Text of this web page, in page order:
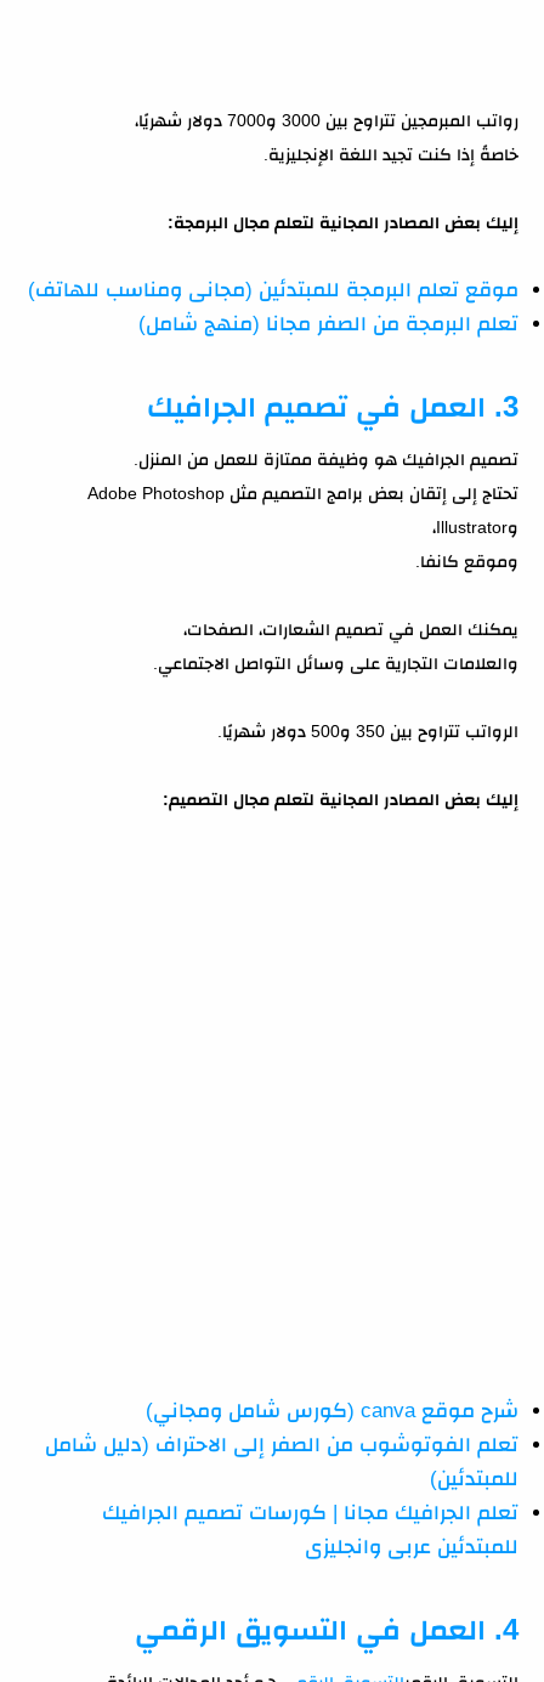
رواتب المبرمجين تتراوح بين 3000 و7000 دولار شهريًا،
خاصةً إذا كنت تجيد اللغة الإنجليزية.
إليك بعض المصادر المجانية لتعلم مجال البرمجة:
موقع تعلم البرمجة للمبتدئين (مجانى ومناسب للهاتف)
تعلم البرمجة من الصفر مجانا (منهج شامل)
3. العمل في تصميم الجرافيك
تصميم الجرافيك هو وظيفة ممتازة للعمل من المنزل.
تحتاج إلى إتقان بعض برامج التصميم مثل Adobe Photoshop
وIllustrator،
وموقع كانفا.
يمكنك العمل في تصميم الشعارات، الصفحات،
والعلامات التجارية على وسائل التواصل الاجتماعي.
الرواتب تتراوح بين 350 و500 دولار شهريًا.
إليك بعض المصادر المجانية لتعلم مجال التصميم:
شرح موقع canva (كورس شامل ومجاني)
تعلم الفوتوشوب من الصفر إلى الاحتراف (دليل شامل
للمبتدئين)
تعلم الجرافيك مجانا | كورسات تصميم الجرافيك
للمبتدئين عربى وانجليزى
4. العمل في التسويق الرقمي